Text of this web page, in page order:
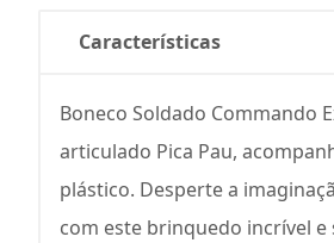
Características
Boneco Soldado Commando
articulado Pica Pau,
plástico. Desperte a
com este brinquedo incrível e